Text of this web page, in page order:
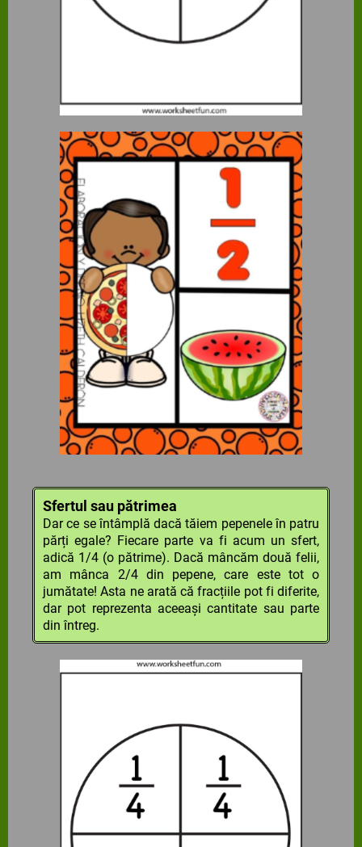
Sfertul sau pătrimea
Dar ce se întâmplă dacă tăiem pepenele în patru
părți egale? Fiecare parte va fi acum un sfert,
adică 1/4 (o pătrime). Dacă mâncăm două felii,
am mânca 2/4 din pepene, care este tot o
jumătate! Asta ne arată că fracțiile pot fi diferite,
dar pot reprezenta aceeași cantitate sau parte
din întreg.